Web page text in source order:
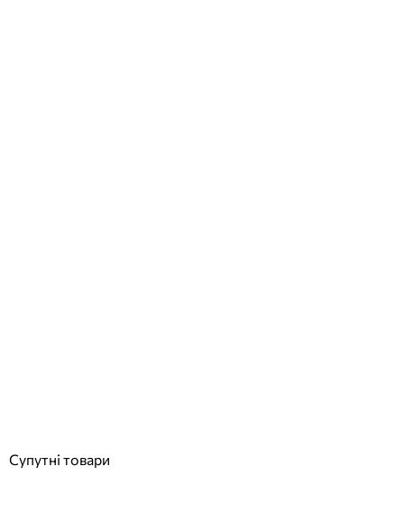
Супутні товари